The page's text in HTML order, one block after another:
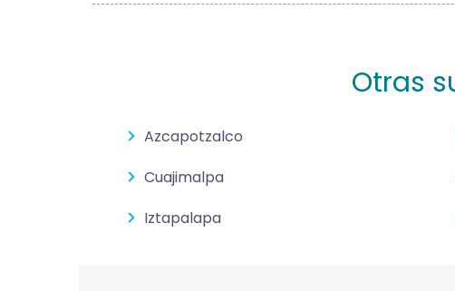
Otras
Azcapotzalco
Cuajimalpa
Iztapalapa